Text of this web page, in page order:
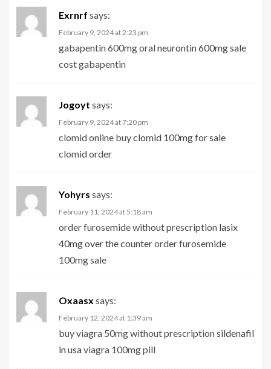
Exrnrf says:
February 9, 2024 at 2:23 pm
gabapentin 600mg oralneurontin 600mg sale
cost gabapentin
Jogoyt says:
February 9, 2024 at 7:20 pm
clomid online buyclomid 100mg for sale
clomid order
Yohyrs says:
February 11, 2024 at 5:18 am
order furosemide without prescription lasix
40mg over the counterorder furosemide
100mg sale
Oxaasx says:
February 12, 2024 at 1:39 am
buy viagra 50mg without prescriptionsildenafil
in usaviagra 100mg pill